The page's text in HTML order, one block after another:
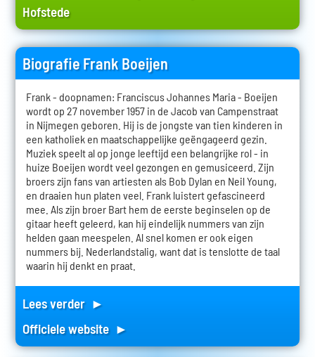
Hofstede
Biografie Frank Boeijen
Frank - doopnamen: Franciscus Johannes Maria - Boeijen
wordt op 27 november 1957 in de Jacob van Campenstraat
in Nijmegen geboren. Hij is de jongste van tien kinderen in
een katholiek en maatschappelijke geëngageerd gezin.
Muziek speelt al op jonge leeftijd een belangrijke rol - in
huize Boeijen wordt veel gezongen en gemusiceerd. Zijn
broers zijn fans van artiesten als Bob Dylan en Neil Young,
en draaien hun platen veel. Frank luistert gefascineerd
mee. Als zijn broer Bart hem de eerste beginselen op de
gitaar heeft geleerd, kan hij eindelijk nummers van zijn
helden gaan meespelen. Al snel komen er ook eigen
nummers bij. Nederlandstalig, want dat is tenslotte de taal
waarin hij denkt en praat.
Lees verder ►
Officiele website ►